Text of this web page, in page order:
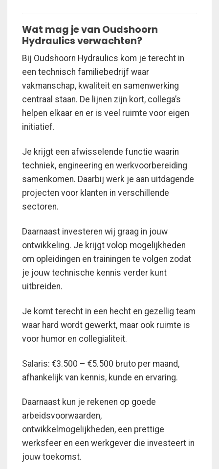
Wat mag je van Oudshoorn
Hydraulics verwachten?
Bij Oudshoorn Hydraulics kom je terecht in
een technisch familiebedrijf waar
vakmanschap, kwaliteit en samenwerking
centraal staan. De lijnen zijn kort, collega’s
helpen elkaar en er is veel ruimte voor eigen
initiatief.
Je krijgt een afwisselende functie waarin
techniek, engineering en werkvoorbereiding
samenkomen. Daarbij werk je aan uitdagende
projecten voor klanten in verschillende
sectoren.
Daarnaast investeren wij graag in jouw
ontwikkeling. Je krijgt volop mogelijkheden
om opleidingen en trainingen te volgen zodat
je jouw technische kennis verder kunt
uitbreiden.
Je komt terecht in een hecht en gezellig team
waar hard wordt gewerkt, maar ook ruimte is
voor humor en collegialiteit.
Salaris: €3.500 – €5.500 bruto per maand,
afhankelijk van kennis, kunde en ervaring.
Daarnaast kun je rekenen op goede
arbeidsvoorwaarden,
ontwikkelmogelijkheden, een prettige
werksfeer en een werkgever die investeert in
jouw toekomst.